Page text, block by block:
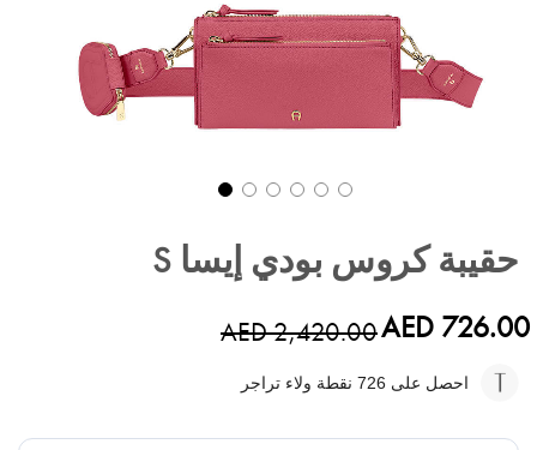
بداية
معرض
حقيبة كروس بودي إيسا S
AED 726.00
AED 2,420.00
احصل على 726 نقطة ولاء تراجر